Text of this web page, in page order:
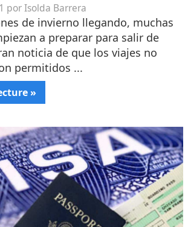
por Isolda Barrera
de invierno llegando, muchas
a preparar para salir de
noticia de que los viajes no
permitidos ...
»